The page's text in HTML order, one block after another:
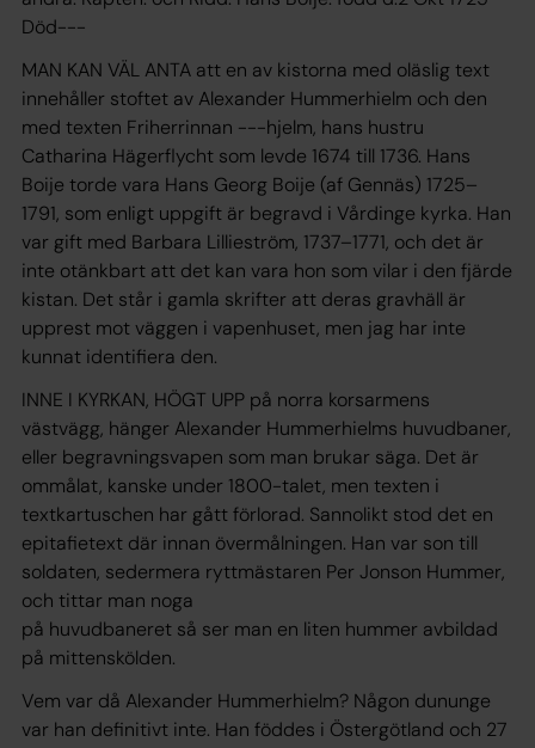
Död---
MAN KAN VÄL ANTA att en av kistorna med oläslig text
innehåller stoftet av Alexander Hummerhielm och den
med texten Friherrinnan ---hjelm, hans hustru
Catharina Hägerflycht som levde 1674 till 1736. Hans
Boije torde vara Hans Georg Boije (af Gennäs) 1725–
1791, som enligt uppgift är begravd i Vårdinge kyrka. Han
var gift med Barbara Lillieström, 1737–1771, och det är
inte otänkbart att det kan vara hon som vilar i den fjärde
kistan. Det står i gamla skrifter att deras gravhäll är
upprest mot väggen i vapenhuset, men jag har inte
kunnat identifiera den.
INNE I KYRKAN, HÖGT UPP på norra korsarmens
västvägg, hänger Alexander Hummerhielms huvudbaner,
eller begravningsvapen som man brukar säga. Det är
ommålat, kanske under 1800-talet, men texten i
textkartuschen har gått förlorad. Sannolikt stod det en
epitafietext där innan övermålningen. Han var son till
soldaten, sedermera ryttmästaren Per Jonson Hummer,
och tittar man noga
på huvudbaneret så ser man en liten hummer avbildad
på mittenskölden.
Vem var då Alexander Hummerhielm? Någon dununge
var han definitivt inte. Han föddes i Östergötland och 27